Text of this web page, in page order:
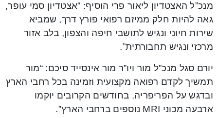
מנכ”ל האצטדיון ליאור פרי הוסיף: “אצטדיון סמי עופר,
גאה להיות חלק ממיזם רפואי פורץ דרך, שמביא
שירות חיוני ונגיש לתושבי חיפה והצפון, בלב אזור
מרכזי ונגיש תחבורתית”.
יורם סגל מנכ”ל מור ויו”ר מור אינסייד סיכם: “מור
תמשיך לקדם רפואה מקצועית וזמינה בכל רחבי הארץ
ובדגש על הפריפריה. בחודשים הקרובים יוקמו
ארבעה מכוני MRI נוספים ברחבי הארץ”.